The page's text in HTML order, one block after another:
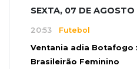
SEXTA, 07 DE AGOSTO
20:53 Futebol
Ventania adia Botafogo
Brasileirão Feminino